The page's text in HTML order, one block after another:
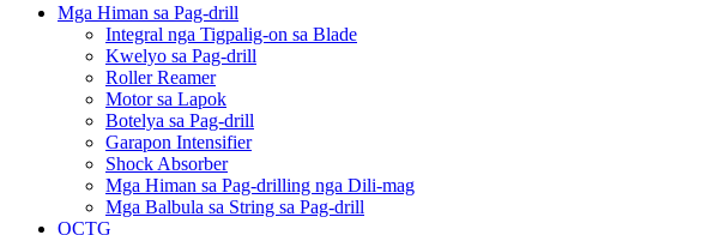
Mga Himan sa Pag-drill
Integral nga Tigpalig-on sa Blade
Kwelyo sa Pag-drill
Roller Reamer
Motor sa Lapok
Botelya sa Pag-drill
Garapon Intensifier
Shock Absorber
Mga Himan sa Pag-drilling nga Dili-mag
Mga Balbula sa String sa Pag-drill
OCTG